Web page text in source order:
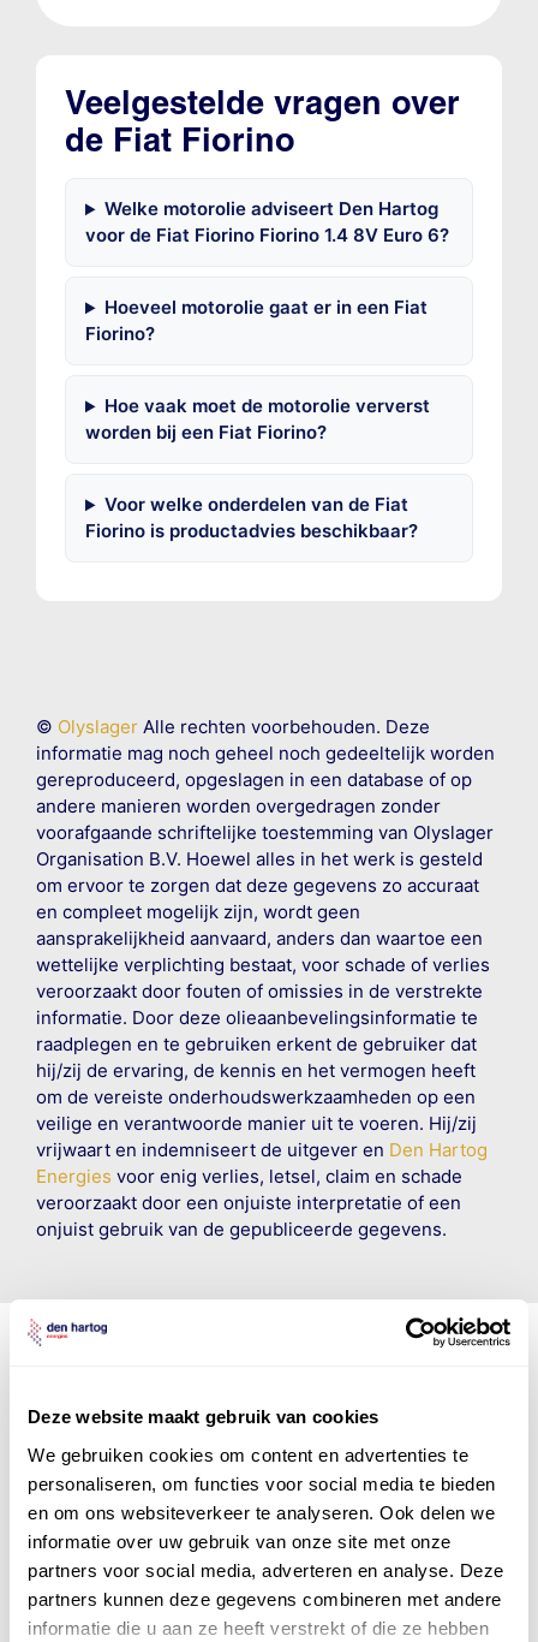
Deze website maakt gebruik van cookies
We gebruiken cookies om content en advertenties te
personaliseren, om functies voor social media te bieden
en om ons websiteverkeer te analyseren. Ook delen we
informatie over uw gebruik van onze site met onze
partners voor social media, adverteren en analyse. Deze
partners kunnen deze gegevens combineren met andere
informatie die u aan ze heeft verstrekt of die ze hebben
Veelgestelde vragen over
de Fiat Fiorino
Welke motorolie adviseert Den Hartog
voor de Fiat Fiorino Fiorino 1.4 8V Euro 6?
Hoeveel motorolie gaat er in een Fiat
Fiorino?
Hoe vaak moet de motorolie ververst
worden bij een Fiat Fiorino?
Voor welke onderdelen van de Fiat
Fiorino is productadvies beschikbaar?
© OlyslagerAlle rechten voorbehouden. Deze
informatie mag noch geheel noch gedeeltelijk worden
gereproduceerd, opgeslagen in een database of op
andere manieren worden overgedragen zonder
voorafgaande schriftelijke toestemming van Olyslager
Organisation B.V. Hoewel alles in het werk is gesteld
om ervoor te zorgen dat deze gegevens zo accuraat
en compleet mogelijk zijn, wordt geen
aansprakelijkheid aanvaard, anders dan waartoe een
wettelijke verplichting bestaat, voor schade of verlies
veroorzaakt door fouten of omissies in de verstrekte
informatie. Door deze olieaanbevelingsinformatie te
raadplegen en te gebruiken erkent de gebruiker dat
hij/zij de ervaring, de kennis en het vermogen heeft
om de vereiste onderhoudswerkzaamheden op een
veilige en verantwoorde manier uit te voeren. Hij/zij
vrijwaart en indemniseert de uitgever en Den Hartog
Energies voor enig verlies, letsel, claim en schade
veroorzaakt door een onjuiste interpretatie of een
onjuist gebruik van de gepubliceerde gegevens.
Den Hartog Energies